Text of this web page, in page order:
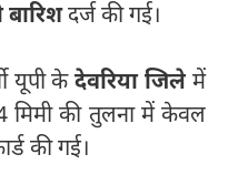
बारिशदर्ज की गई।
यूपी केदेवरिया जिले में
की तुलना में केवल
की गई।